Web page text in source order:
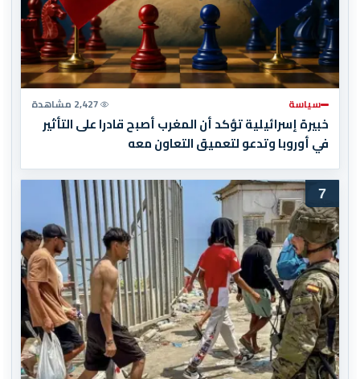
سياسة 2,427 مشاهدة
خبيرة إسرائيلية تؤكد أن المغرب أصبح قادرا على التأثير
في أوروبا وتدعو لتعميق التعاون معه
7